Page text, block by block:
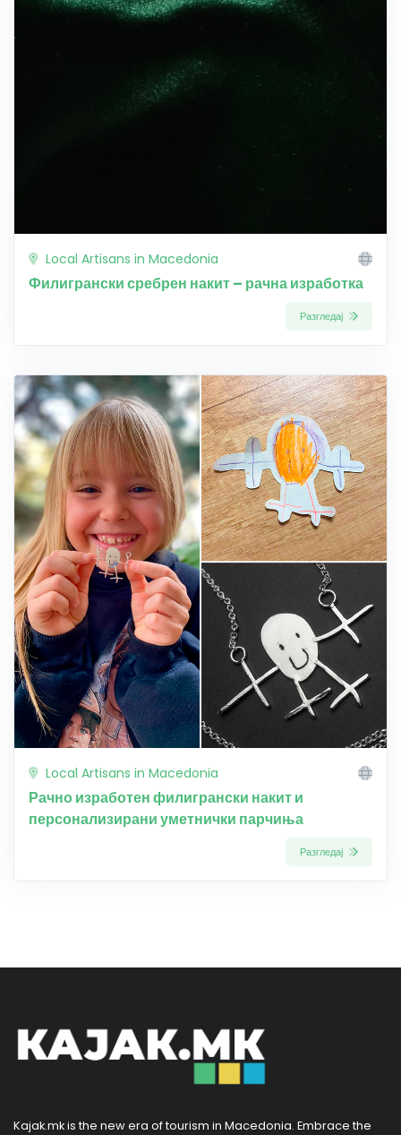
Local Artisans in Macedonia
Филигрански сребрен накит – рачна изработка
Разгледај
Local Artisans in Macedonia
Рачно изработен филигрански накит и
персонализирани уметнички парчиња
Разгледај
Kajak.mk is the new era of tourism in Macedonia. Embrace the